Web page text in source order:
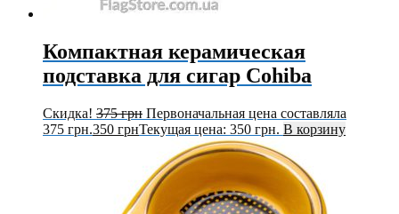
Компактная керамическая
подставка для сигар Cohiba
Скидка! 375грн Первоначальная цена составляла
375 грн.350 грнТекущая цена: 350 грн. В корзину